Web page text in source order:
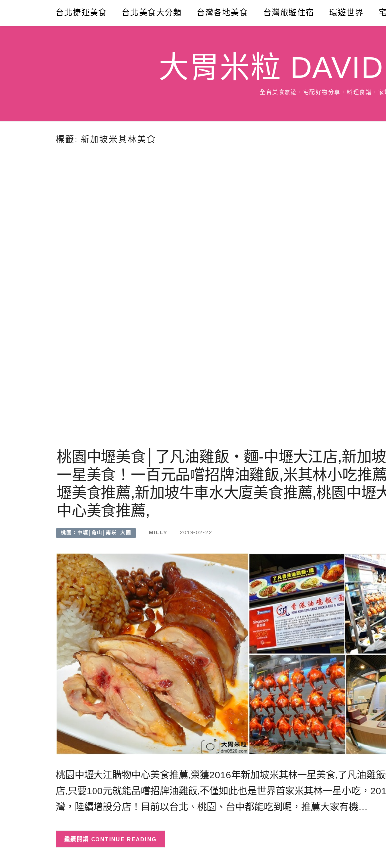
content
台北捷運美食 台北美食大分類 台灣各地美食 台灣旅遊住宿 環遊世界
大胃米粒
全台美食旅遊。宅配好物分享。料理食譜。家
標籤: 新加坡米其林美食
桃園中壢美食│了凡油雞飯‧麵-中壢大江店,新加
一星美食！一百元品嚐招牌油雞飯,米其林小吃推
壢美食推薦,新加坡牛車水大廈美食推薦,桃園中壢
中心美食推薦,
桃園：中壢│龜山│南崁│大園 MILLY 2019-02-22
桃園中壢大江購物中心美食推薦,榮獲2016年新加坡米其林一星美食,了凡油雞
店,只要100元就能品嚐招牌油雞飯,不僅如此也是世界首家米其林一星小吃，
灣，陸續增設分店！目前以台北、桃園、台中都能吃到囉，推薦大家有機…
CONTINUE READING